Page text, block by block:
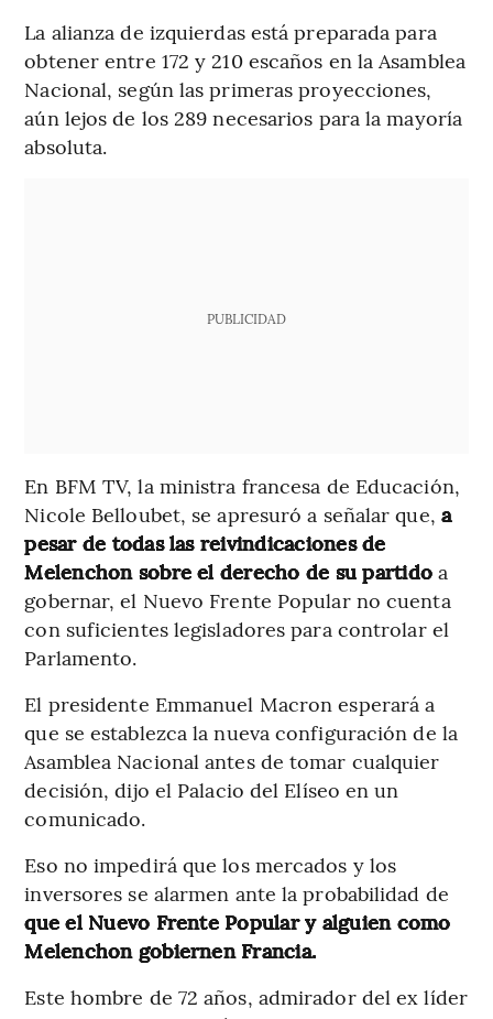
La alianza de izquierdas está preparada para
obtener entre 172 y 210 escaños en la Asamblea
Nacional, según las primeras proyecciones,
aún lejos de los 289 necesarios para la mayoría
absoluta.
PUBLICIDAD
En BFM TV, la ministra francesa de Educación,
Nicole Belloubet, se apresuró a señalar que, a
pesar de todas las reivindicaciones de
Melenchon sobre el derecho de su partido a
gobernar, el Nuevo Frente Popular no cuenta
con suficientes legisladores para controlar el
Parlamento.
El presidente Emmanuel Macron esperará a
que se establezca la nueva configuración de la
Asamblea Nacional antes de tomar cualquier
decisión, dijo el Palacio del Elíseo en un
comunicado.
Eso no impedirá que los mercados y los
inversores se alarmen ante la probabilidad de
que el Nuevo Frente Popular y alguien como
Melenchon gobiernen Francia.
Este hombre de 72 años, admirador del ex líder